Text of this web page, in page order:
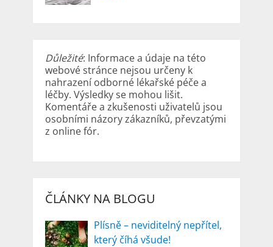
Důležité: Informace a údaje na této
webové stránce nejsou určeny k
nahrazení odborné lékařské péče a
léčby. Výsledky se mohou lišit.
Komentáře a zkušenosti uživatelů jsou
osobními názory zákazníků, převzatými
z online fór.
ČLÁNKY NA BLOGU
Plísně – neviditelný nepřítel,
který číhá všude!